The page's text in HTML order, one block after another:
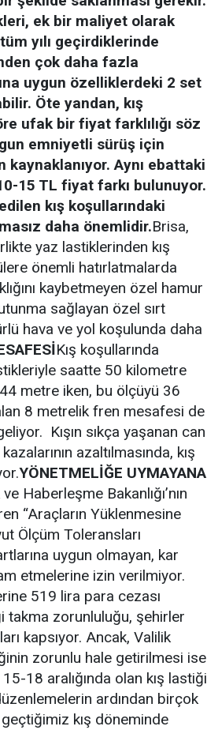
ek bir maliyet olarak
yılı geçirdiklerinde
çok daha fazla
uygun özelliklerdeki 2 set
Öte yandan, kış
ufak bir fiyat farklılığı söz
emniyetli sürüş için
Aynı ebattaki
15 TL fiyat farkı bulunuyor.
kış koşullarındaki
daha önemlidir.Brisa,
yaz lastiklerinden kış
önemli hatırlatmalarda
kaybetmeyen özel hamur
sağlayan özel sırt
hava ve yol koşulunda daha
Kış koşullarında
saatte 50 kilometre
metre iken, bu ölçüyü 36
8 metrelik fren mesafesi de
Kışın sıkça yaşanan can
azaltılmasında, kış
YÖNETMELİĞE UYMAYANA
Haberleşme Bakanlığı’nın
“Araçların Yüklenmesine
Ölçüm Toleransları
uygun olmayan, kar
etmelerine izin verilmiyor.
519 lira para cezası
takma zorunluluğu, şehirler
kapsıyor. Ancak, Valilik
zorunlu hale getirilmesi ise
18 aralığında olan kış lastiği
ardından birçok
kış döneminde